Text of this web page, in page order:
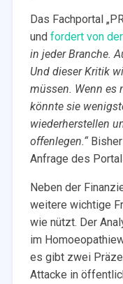
Das Fachportal
und fordert von
in jeder Branche.
Und dieser Kritik
müssen. Wenn es
könnte sie
wiederherstellen
offenlegen.“
Anfrage des
Neben der
weitere wichtige
wie nützt. Der
im
es gibt zwei
Attacke in